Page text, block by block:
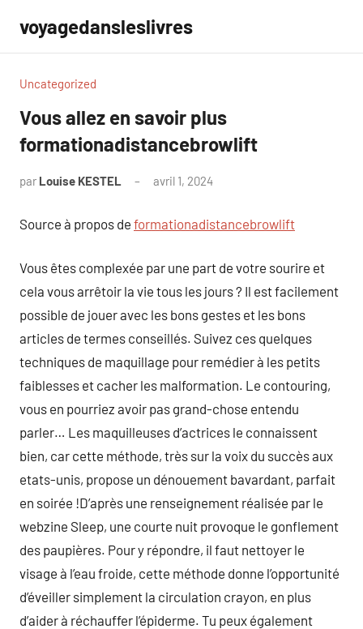
contenu
voyagedansleslivres
Uncategorized
Vous allez en savoir plus
formationadistancebrowlift
par Louise KESTEL avril 1, 2024
Source à propos de formationadistancebrowlift
Vous êtes complexée par une part de votre sourire et
cela vous arrêtoir la vie tous les jours ? Il est facilement
possible de jouer avec les bons gestes et les bons
articles de termes conseillés. Suivez ces quelques
techniques de maquillage pour remédier à les petits
faiblesses et cacher les malformation. Le contouring,
vous en pourriez avoir pas grand-chose entendu
parler… Les maquilleuses d’actrices le connaissent
bien, car cette méthode, très sur la voix du succès aux
etats-unis, propose un dénouement bavardant, parfait
en soirée !D’après une renseignement réalisée par le
webzine Sleep, une courte nuit provoque le gonflement
des paupières. Pour y répondre, il faut nettoyer le
visage à l’eau froide, cette méthode donne l’opportunité
d’éveiller simplement la circulation crayon, en plus
d’aider à réchauffer l’épiderme. Tu peux également